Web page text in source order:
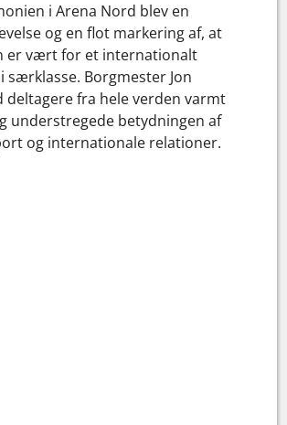
i Arena Nord blev en
og en flot markering af, at
er vært for et internationalt
særklasse. Borgmester Jon
deltagere fra hele verden varmt
understregede betydningen af
og internationale relationer.